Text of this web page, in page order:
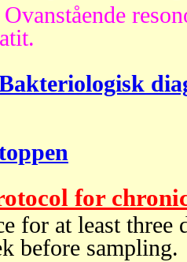
Ovanstående
for
for at least
before sampling.